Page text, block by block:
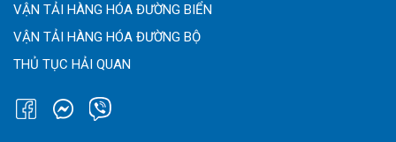
VẬN TẢI HÀNG HÓA ĐƯỜNG BIỂN
VẬN TẢI HÀNG HÓA ĐƯỜNG BỘ
THỦ TỤC HẢI QUAN